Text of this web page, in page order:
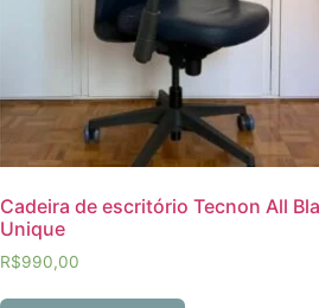
Cadeira de escritório Tecnon All
Unique
R$990,00